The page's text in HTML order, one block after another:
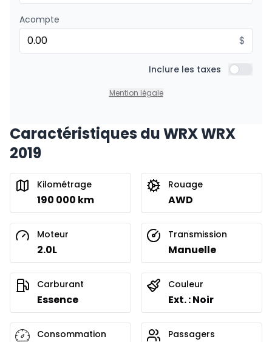
0.00 $ d'acompte • 8.99%
Acompte
$
Inclure les taxes Inclure
Mention légale
Caractéristiques du WRX WRX
2019
Kilométrage
190 000 km
Rouage
AWD
Moteur
2.0L
Transmission
Manuelle
Carburant
Essence
Couleur
Ext. : Noir
Consommation Passagers